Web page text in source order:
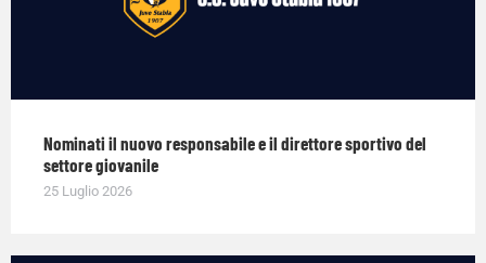
Nominati il nuovo responsabile e il direttore sportivo del
settore giovanile
25 Luglio 2026